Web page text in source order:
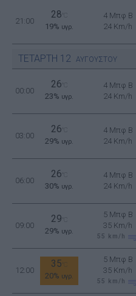
21:00
28
19% υγρ.
4 Μπφ B
24 Km/h
ΤΕΤΑΡΤΗ 12 ΑΥΓΟΥΣΤΟΥ
00:00
26
23% υγρ.
4 Μπφ B
24 Km/h
03:00
26
29% υγρ.
4 Μπφ B
24 Km/h
06:00
26
30% υγρ.
4 Μπφ B
24 Km/h
09:00
29
29% υγρ.
5 Μπφ B
35 Km/h
55 km/h
12:00
35
20% υγρ.
5 Μπφ B
35 Km/h
55 km/h